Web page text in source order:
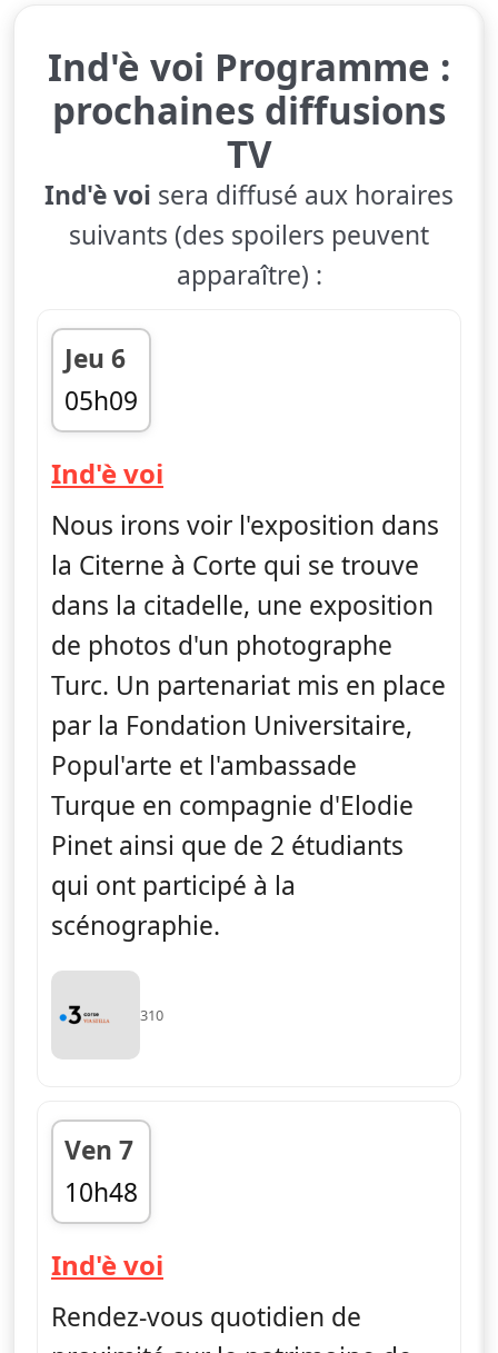
Ind'è voi Programme :
prochaines diffusions
TV
Ind'è voi sera diffusé aux horaires
suivants (des spoilers peuvent
apparaître) :
Jeu 6
05h09
fin 05h29
Ind'è voi
Nous irons voir l'exposition dans
la Citerne à Corte qui se trouve
dans la citadelle, une exposition
de photos d'un photographe
Turc. Un partenariat mis en place
par la Fondation Universitaire,
Popul'arte et l'ambassade
Turque en compagnie d'Elodie
Pinet ainsi que de 2 étudiants
qui ont participé à la
scénographie.
310
Ven 7
10h48
fin 11h09
Ind'è voi
Rendez-vous quotidien de